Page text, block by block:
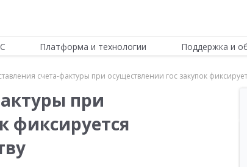
Платформа и технологии Поддержка и
счета-фактуры при осуществлении гос закупок
при
фиксируется